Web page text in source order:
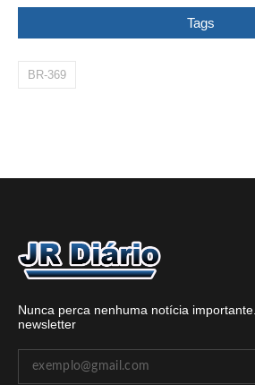
Tags
BR-369
Nunca perca nenhuma notícia
newsletter